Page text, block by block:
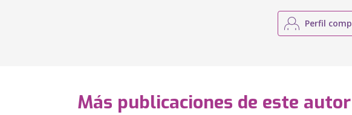
Perfil
Más publicaciones de este autor